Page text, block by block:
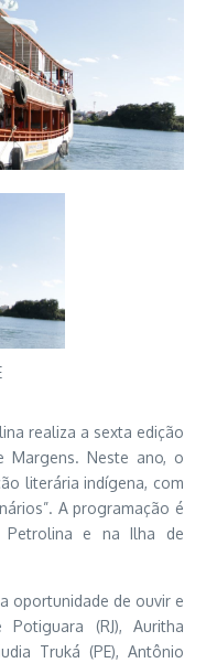
realiza a sexta edição
Margens. Neste ano, o
literária indígena, com
A programação é
e na Ilha de
oportunidade de ouvir e
(RJ), Auritha
Truká (PE), Antônio